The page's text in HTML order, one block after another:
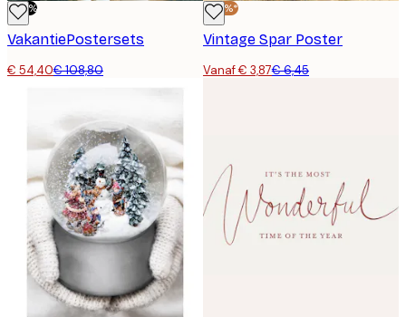
-50%
VakantiePostersets
€ 54,40€ 108,80
-40%*
Vintage Spar Poster
Vanaf € 3,87€ 6,45